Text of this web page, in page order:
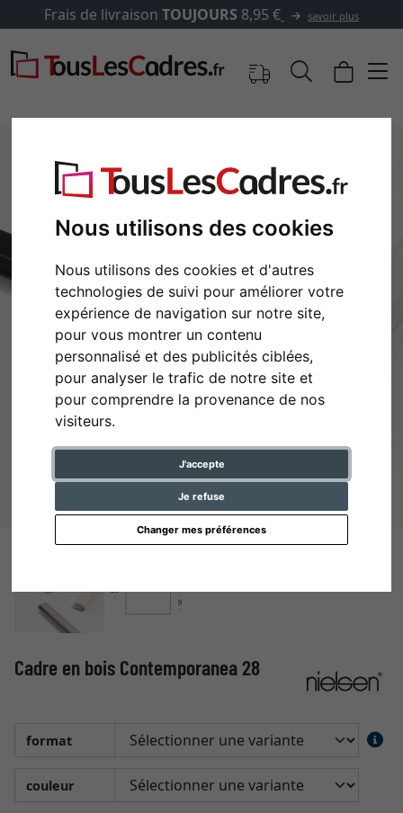
Nous utilisons des cookies
Nous utilisons des cookies et d'autres
technologies de suivi pour améliorer votre
expérience de navigation sur notre site,
pour vous montrer un contenu
personnalisé et des publicités ciblées,
pour analyser le trafic de notre site et
pour comprendre la provenance de nos
visiteurs.
J'accepte
Je refuse
Changer mes préférences
Frais de livraison TOUJOURS 8,95 € savoir plus
Retour
Cadre en bois Contemporanea 28
format
couleur